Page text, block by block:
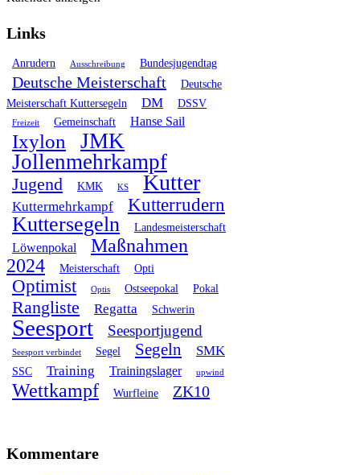
Links
Anrudern Ausschreibung Bundesjugendtag
Deutsche Meisterschaft
Deutsche
Meisterschaft Kuttersegeln
DM DSSV
Freizeit Gemeinschaft Hanse Sail
Ixylon
JMK
Jollenmehrkampf
Jugend KMK KS Kutter
Kuttermehrkampf Kutterrudern
Kuttersegeln Landesmeisterschaft
Löwenpokal
Maßnahmen
2024
Meisterschaft Opti
Optimist Optis Ostseepokal Pokal
Rangliste Regatta Schwerin
Seesport Seesportjugend
Seesport verbindet Segel Segeln SMK
SSC Training Trainingslager upwind
Wettkampf Wurfleine ZK10
Kommentare